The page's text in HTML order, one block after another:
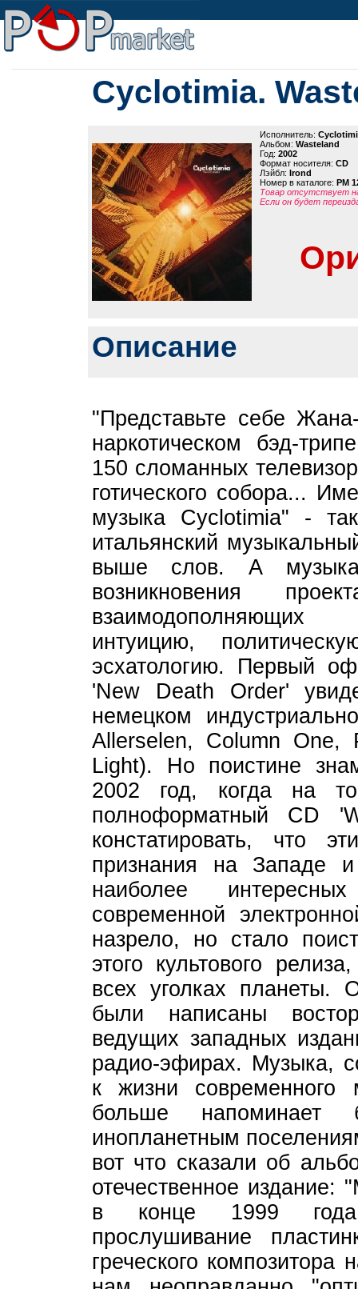
Cyclotimia.
Исполнитель:
Альбом: Wasteland
Год: 2002
Формат носителя: CD
Лэйбл: Irond
Номер в каталоге: PM
Товар отсутствует
Если он будет
Описание
"Представьте себе
наркотическом бэд-
150 сломанных
готического собора...
музыка Cyclotimia" -
итальянский
выше слов. А
возникновения
взаимодополняющих
интуицию,
эсхатологию. Первый
'New Death Order'
немецком
Allerselen, Column
Light). Но поистине
2002 год, когда на
полноформатный CD
констатировать, что
признания на Западе
наиболее
современной
назрело, но стало
этого культового
всех уголках планеты.
были написаны
ведущих западных
радио-эфирах. Музыка,
к жизни современного
больше
инопланетным
вот что сказали об
отечественное издание:
в конце 1999 года.
прослушивание
греческого композитора